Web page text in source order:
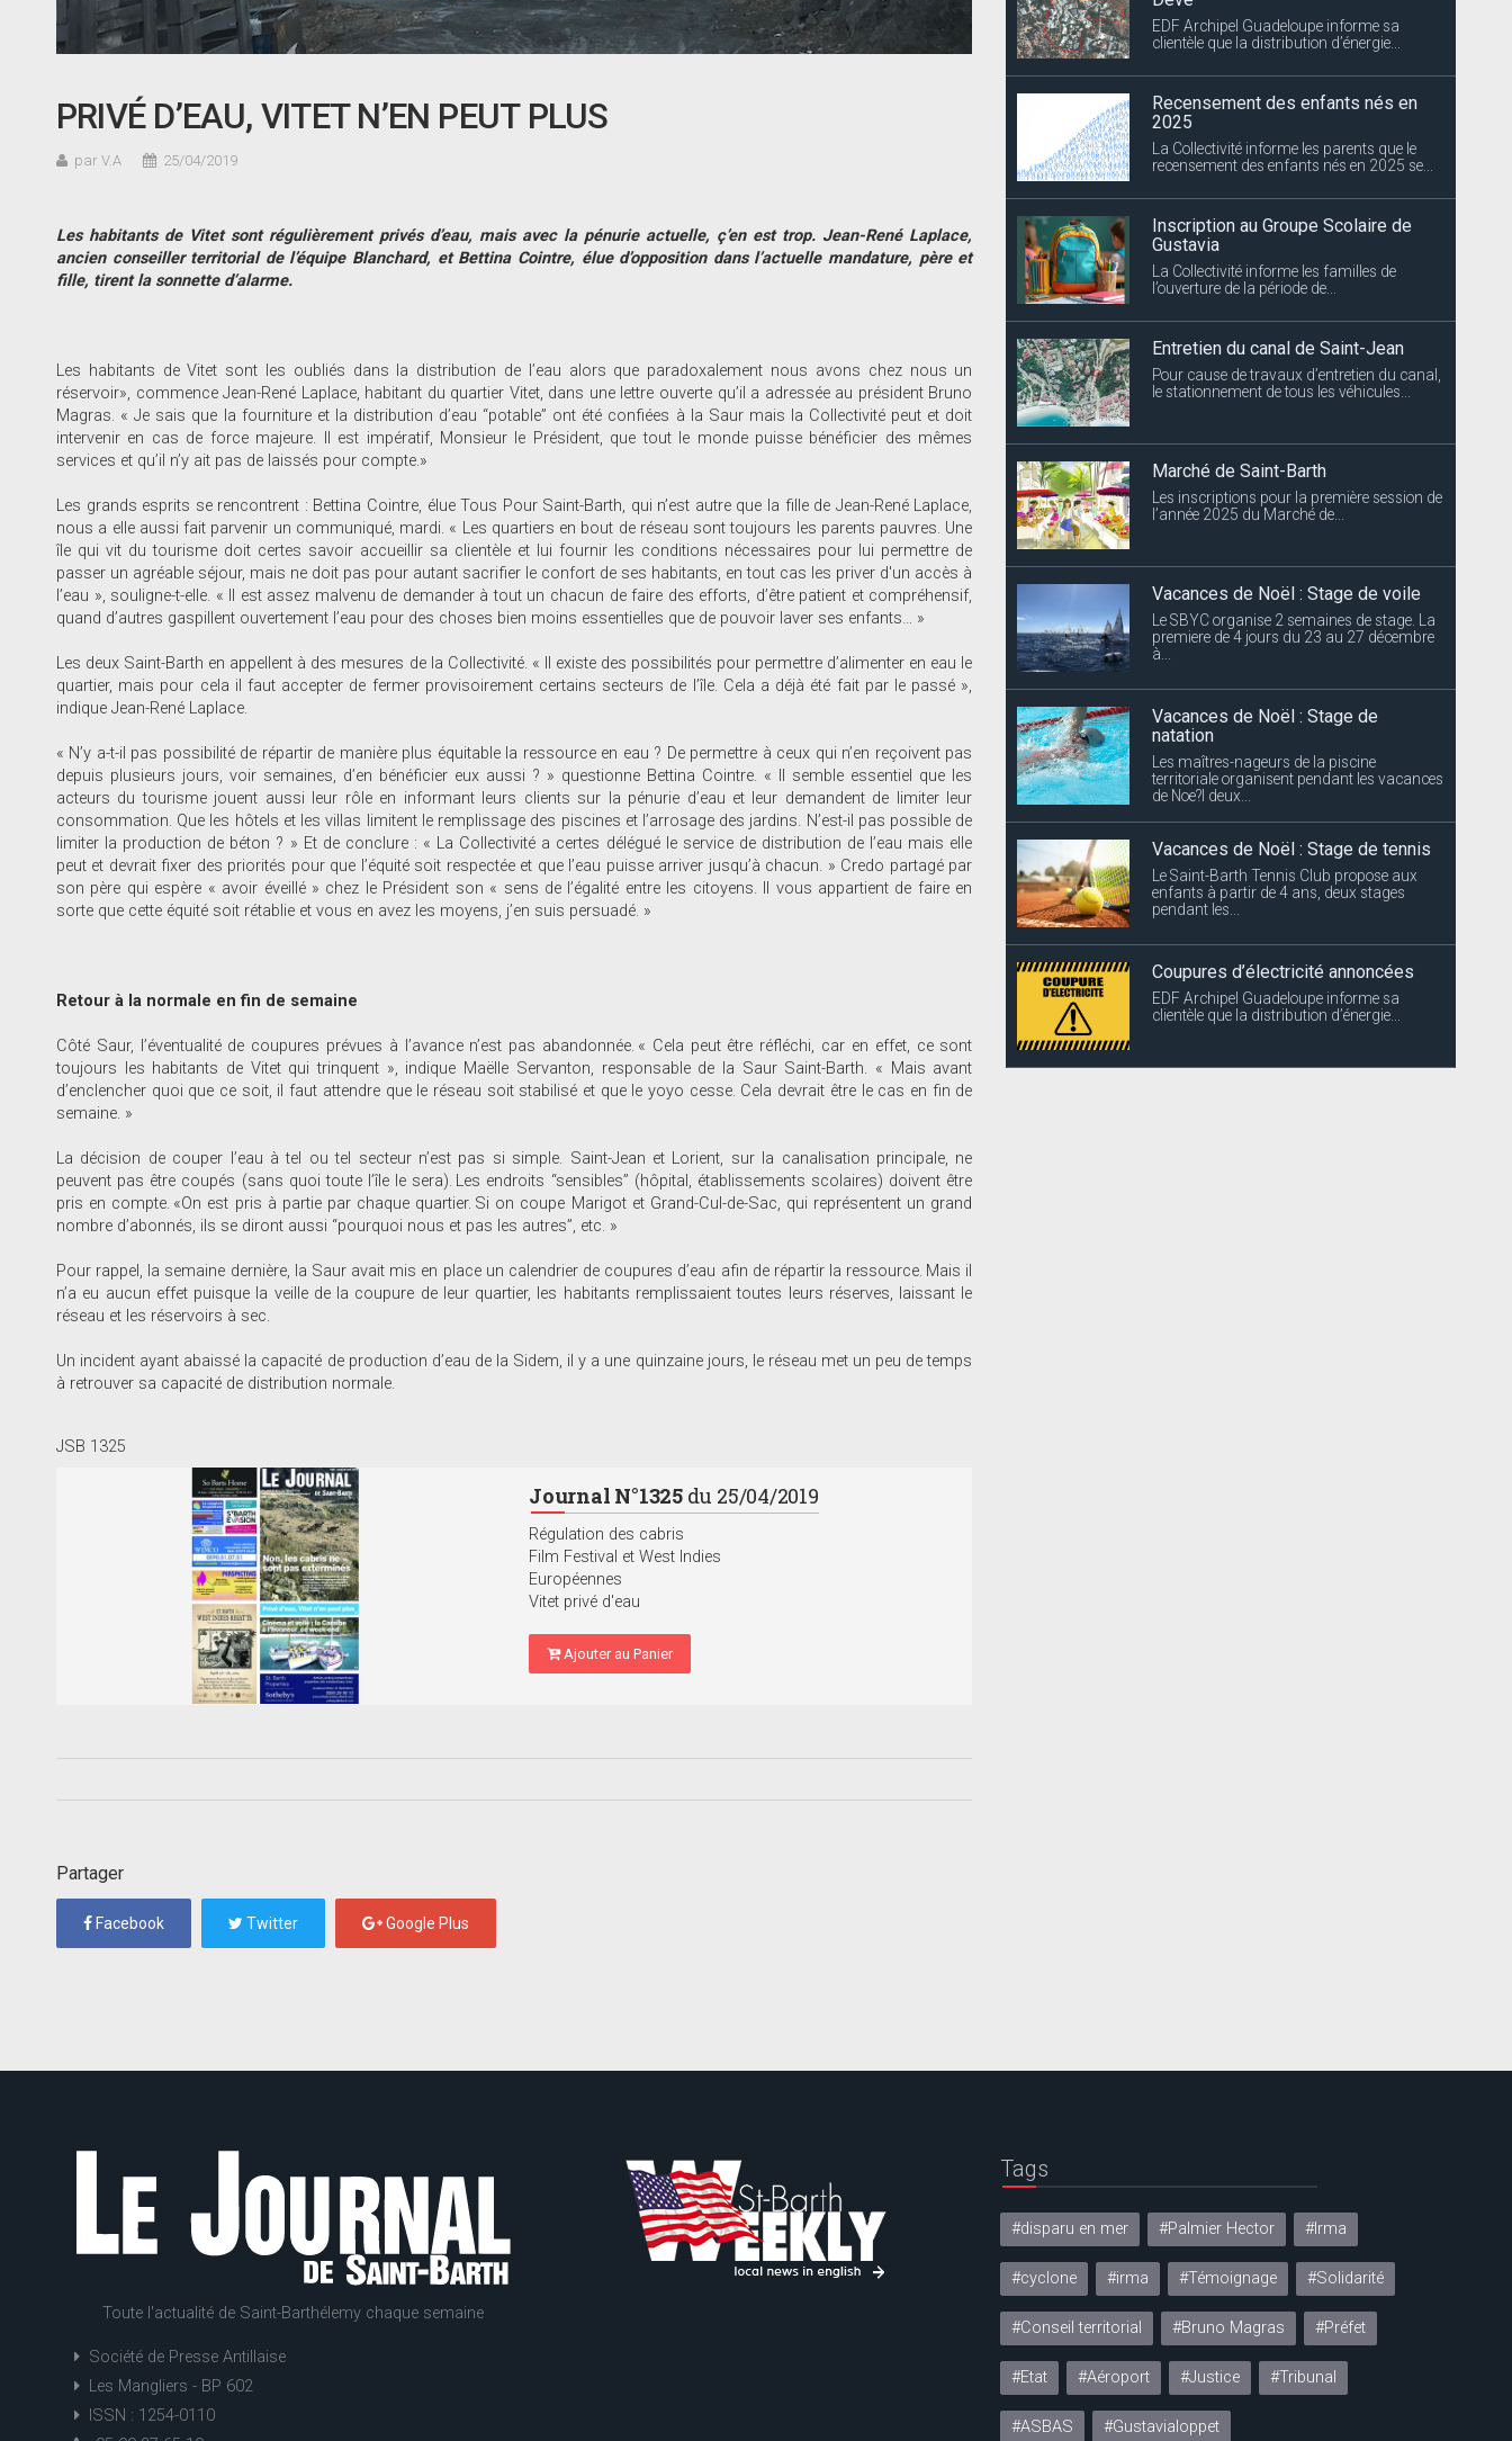
PRIVÉ D’EAU, VITET N’EN PEUT PLUS
par V.A 25/04/2019
Les habitants de Vitet sont régulièrement privés d’eau, mais avec la pénurie actuelle, ç’en est trop. Jean-René Laplace,
ancien conseiller territorial de l’équipe Blanchard, et Bettina Cointre, élue d’opposition dans l’actuelle mandature, père et
fille, tirent la sonnette d’alarme.
Les habitants de Vitet sont les oubliés dans la distribution de l’eau alors que paradoxalement nous avons chez nous un
réservoir», commence Jean-René Laplace, habitant du quartier Vitet, dans une lettre ouverte qu’il a adressée au président Bruno
Magras. « Je sais que la fourniture et la distribution d’eau “potable” ont été confiées à la Saur mais la Collectivité peut et doit
intervenir en cas de force majeure. Il est impératif, Monsieur le Président, que tout le monde puisse bénéficier des mêmes
services et qu’il n’y ait pas de laissés pour compte.»
Les grands esprits se rencontrent : Bettina Cointre, élue Tous Pour Saint-Barth, qui n’est autre que la fille de Jean-René Laplace,
nous a elle aussi fait parvenir un communiqué, mardi. « Les quartiers en bout de réseau sont toujours les parents pauvres. Une
île qui vit du tourisme doit certes savoir accueillir sa clientèle et lui fournir les conditions nécessaires pour lui permettre de
passer un agréable séjour, mais ne doit pas pour autant sacrifier le confort de ses habitants, en tout cas les priver d'un accès à
l’eau », souligne-t-elle. « Il est assez malvenu de demander à tout un chacun de faire des efforts, d’être patient et compréhensif,
quand d’autres gaspillent ouvertement l’eau pour des choses bien moins essentielles que de pouvoir laver ses enfants… »
Les deux Saint-Barth en appellent à des mesures de la Collectivité. « Il existe des possibilités pour permettre d’alimenter en eau le
quartier, mais pour cela il faut accepter de fermer provisoirement certains secteurs de l’île. Cela a déjà été fait par le passé »,
indique Jean-René Laplace.
« N’y a-t-il pas possibilité de répartir de manière plus équitable la ressource en eau ? De permettre à ceux qui n’en reçoivent pas
depuis plusieurs jours, voir semaines, d’en bénéficier eux aussi ? » questionne Bettina Cointre. « Il semble essentiel que les
acteurs du tourisme jouent aussi leur rôle en informant leurs clients sur la pénurie d’eau et leur demandent de limiter leur
consommation. Que les hôtels et les villas limitent le remplissage des piscines et l’arrosage des jardins. N’est-il pas possible de
limiter la production de béton ? » Et de conclure : « La Collectivité a certes délégué le service de distribution de l’eau mais elle
peut et devrait fixer des priorités pour que l’équité soit respectée et que l’eau puisse arriver jusqu’à chacun. » Credo partagé par
son père qui espère « avoir éveillé » chez le Président son « sens de l’égalité entre les citoyens. Il vous appartient de faire en
sorte que cette équité soit rétablie et vous en avez les moyens, j’en suis persuadé. »
Retour à la normale en fin de semaine
Côté Saur, l’éventualité de coupures prévues à l’avance n’est pas abandonnée. « Cela peut être réfléchi, car en effet, ce sont
toujours les habitants de Vitet qui trinquent », indique Maëlle Servanton, responsable de la Saur Saint-Barth. « Mais avant
d’enclencher quoi que ce soit, il faut attendre que le réseau soit stabilisé et que le yoyo cesse. Cela devrait être le cas en fin de
semaine. »
La décision de couper l’eau à tel ou tel secteur n’est pas si simple. Saint-Jean et Lorient, sur la canalisation principale, ne
peuvent pas être coupés (sans quoi toute l’île le sera). Les endroits “sensibles” (hôpital, établissements scolaires) doivent être
pris en compte. «On est pris à partie par chaque quartier. Si on coupe Marigot et Grand-Cul-de-Sac, qui représentent un grand
nombre d’abonnés, ils se diront aussi “pourquoi nous et pas les autres”, etc. »
Pour rappel, la semaine dernière, la Saur avait mis en place un calendrier de coupures d’eau afin de répartir la ressource. Mais il
n’a eu aucun effet puisque la veille de la coupure de leur quartier, les habitants remplissaient toutes leurs réserves, laissant le
réseau et les réservoirs à sec.
Un incident ayant abaissé la capacité de production d’eau de la Sidem, il y a une quinzaine jours, le réseau met un peu de temps
à retrouver sa capacité de distribution normale.
JSB 1325
Journal N°1325du 25/04/2019
Régulation des cabris
Film Festival et West Indies
Européennes
Vitet privé d'eau
Ajouter au Panier
Partager
Facebook Twitter Google Plus
EDF Archipel Guadeloupe informe sa
clientèle que la distribution d’énergie...
Recensement des enfants nés en
2025
La Collectivité informe les parents que le
recensement des enfants nés en 2025 se...
Inscription au Groupe Scolaire de
Gustavia
La Collectivité informe les familles de
l’ouverture de la période de...
Entretien du canal de Saint-Jean
Pour cause de travaux d’entretien du canal,
le stationnement de tous les véhicules...
Marché de Saint-Barth
Les inscriptions pour la première session de
l’année 2025 du Marché de...
Vacances de Noël : Stage de voile
Le SBYC organise 2 semaines de stage. La
premiere de 4 jours du 23 au 27 décembre
à...
Vacances de Noël : Stage de
natation
Les maîtres-nageurs de la piscine
territoriale organisent pendant les vacances
de Noe?l deux...
Vacances de Noël : Stage de tennis
Le Saint-Barth Tennis Club propose aux
enfants à partir de 4 ans, deux stages
pendant les...
Coupures d’électricité annoncées
EDF Archipel Guadeloupe informe sa
clientèle que la distribution d’énergie...
Toute l'actualité de Saint-Barthélemy chaque semaine
Société de Presse Antillaise
Les Mangliers - BP 602
ISSN : 1254-0110
Tags
#disparu en mer #Palmier Hector #Irma
#cyclone #irma #Témoignage #Solidarité
#Conseil territorial #Bruno Magras #Préfet
#Etat #Aéroport #Justice #Tribunal
#ASBAS #Gustavialoppet